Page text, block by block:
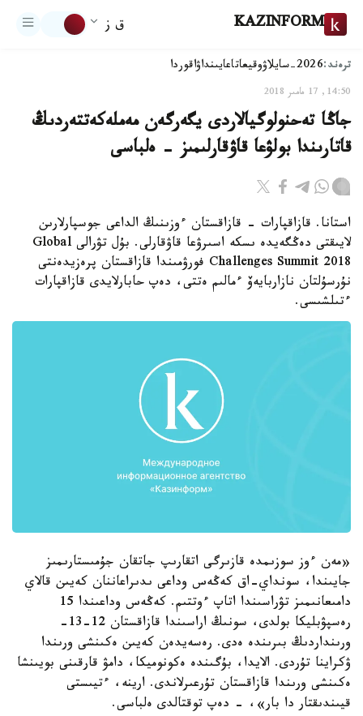
KAZINFORM ق ز
ترەند:2026-سايلاۋ وقيعاتاعايىنداۋاقوردا
14:50, 17 مامىر 2018
جاڭا تەحنولوگيالاردى يگەرگەن مەملەكەتتەردىڭ
قاتارىندا بولۋعا قاۋقارلىمىز - ەلباسى
استانا. قازاقپارات - قازاقستان ءوزىنىڭ الداعى جوسپارلارىن
لايىقتى دەڭگەيدە ىسكە اسىرۋعا قاۋقارلى. بۇل تۋرالى Global
Challenges Summit 2018 فورۋمىندا قازاقستان پرەزيدەنتى
نۇرسۇلتان نازاربايەۆ ءمالىم ەتتى، دەپ حابارلايدى قازاقپارات
ءتىلشىسى.
«مەن ءوز سوزىمدە قازىرگى اتقارىپ جاتقان جۇمىستارىمىز
جايىندا، سونداي-اق كەڭەس وداعى ىدىراعاننان كەيىن قالاي
دامىعانىمىز تۋراسىندا اتاپ ءوتتىم. كەڭەس وداعىندا 15
رەسپۋبليكا بولدى، سونىڭ اراسىندا قازاقستان 12-13-
ورىنداردىڭ بىرىندە ەدى. رەسەيدەن كەيىن ەكىنشى ورىندا
ۋكراينا تۇردى. الايدا، بۇگىندە ەكونوميكا، دامۋ قارقىنى بويىنشا
ەكىنشى ورىندا قازاقستان تۇرعىرلاندى. ارينە، ءتيىستى
قيىندىقتار دا بار»، - دەپ توقتالدى ەلباسى.